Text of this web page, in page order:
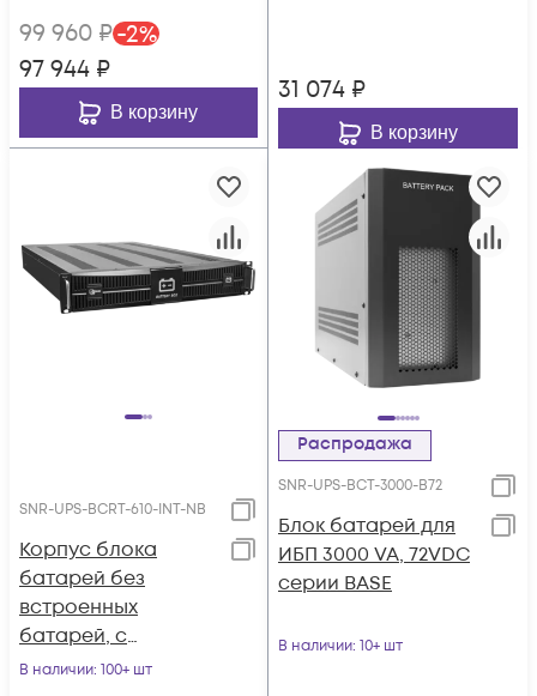
99 960 ₽-2%
97 944 ₽
В корзину
31 074 ₽
В корзину
SNR-UPS-BCRT-610-INT-NB
Корпус блока
батарей без
встроенных
батарей, с
перемычками, для
В наличии: 100+ шт
Распродажа
SNR-UPS-BCT-3000-B72
Блок батарей для
ИБП 3000 VA, 72VDC
серии BASE
В наличии: 10+ шт